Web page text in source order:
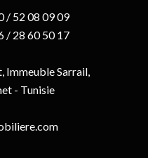
/ 52 08 09 09
/ 28 60 50 17
Immeuble Sarrail,
- Tunisie